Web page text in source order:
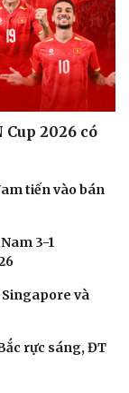
2026 có
tiến vào bán
3-1
Singapore và
rực sáng, ĐT